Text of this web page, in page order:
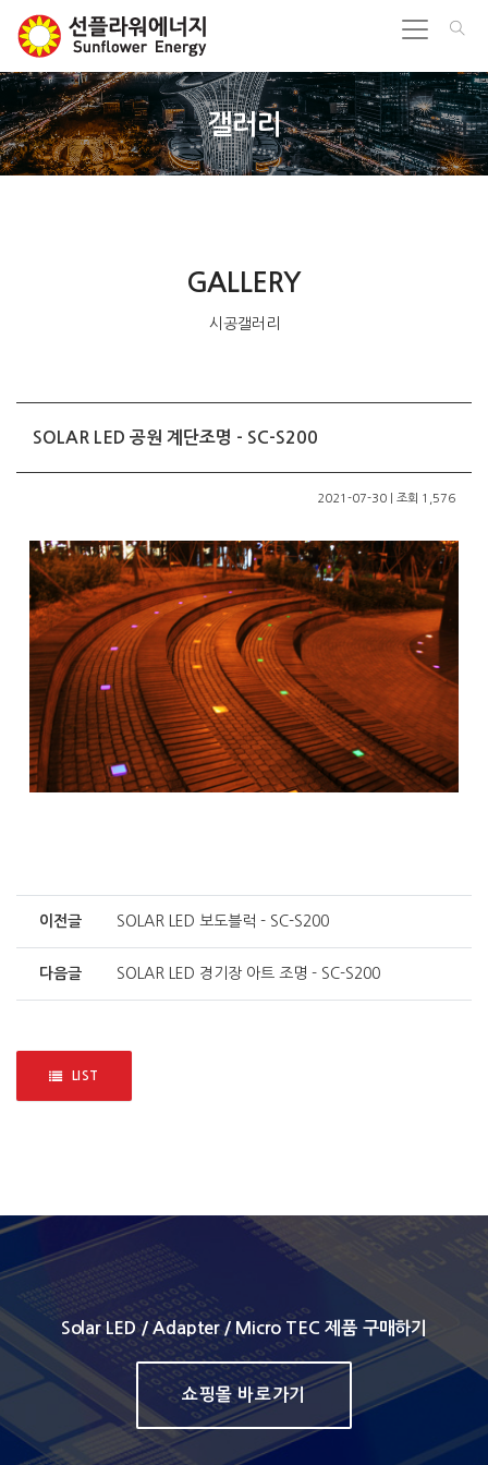
갤러리
GALLERY
시공갤러리
SOLAR LED 공원 계단조명 - SC-S200
2021-07-30 | 조회 1,576
이전글 SOLAR LED 보도블럭 - SC-S200
다음글 SOLAR LED 경기장 아트 조명 - SC-S200
LIST
Solar LED / Adapter / Micro TEC 제품 구매하기
쇼핑몰 바로가기